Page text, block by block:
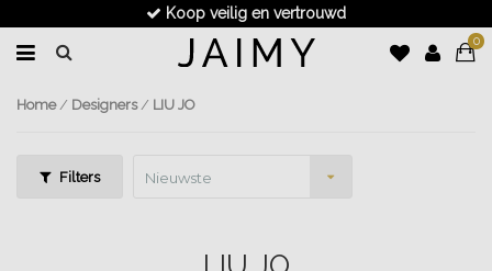
Koop veilig en vertrouwd
0
Home/ Designers/ LIU JO
Filters Nieuwste